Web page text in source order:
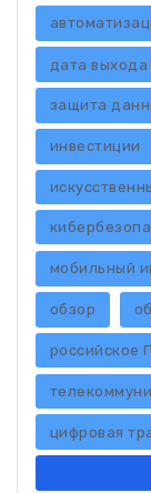
дата выхода
защита
инвестиции
мобильный
обзор
российское
цифровая